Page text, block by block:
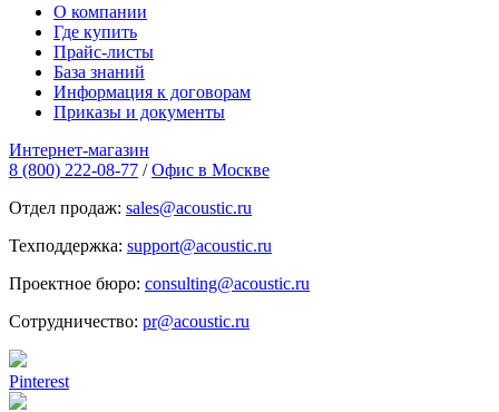
О компании
Где купить
Прайс-листы
База знаний
Информация к договорам
Приказы и документы
Интернет-магазин
8 (800) 222-08-77 / Офис в Москве
Отдел продаж: sales@acoustic.ru
Техподдержка: support@acoustic.ru
Проектное бюро: consulting@acoustic.ru
Сотрудничество: pr@acoustic.ru
Pinterest